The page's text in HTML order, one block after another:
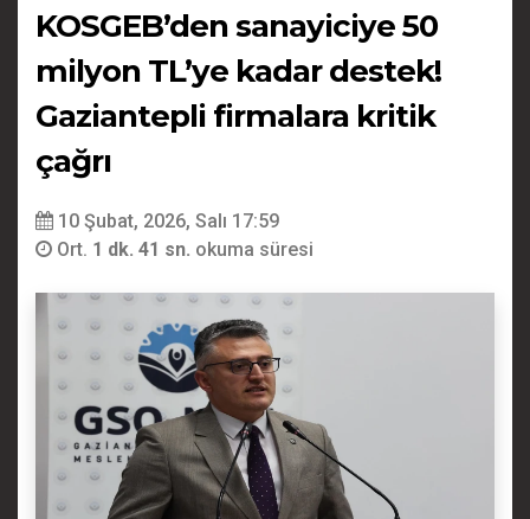
KOSGEB’den sanayiciye 50
milyon TL’ye kadar destek!
Gaziantepli firmalara kritik
çağrı
10 Şubat, 2026, Salı 17:59
Ort. 1 dk. 41 sn. okuma süresi